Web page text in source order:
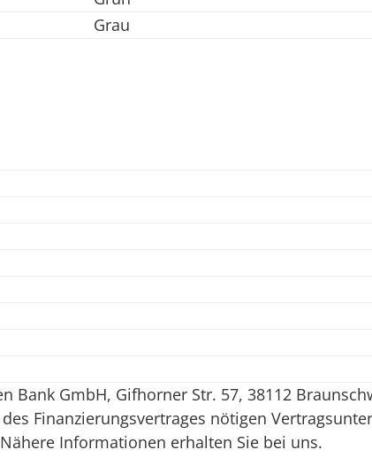
Grau
Bank GmbH, Gifhorner Str. 57, 38112
Finanzierungsvertrages nötigen
Informationen erhalten Sie bei uns.